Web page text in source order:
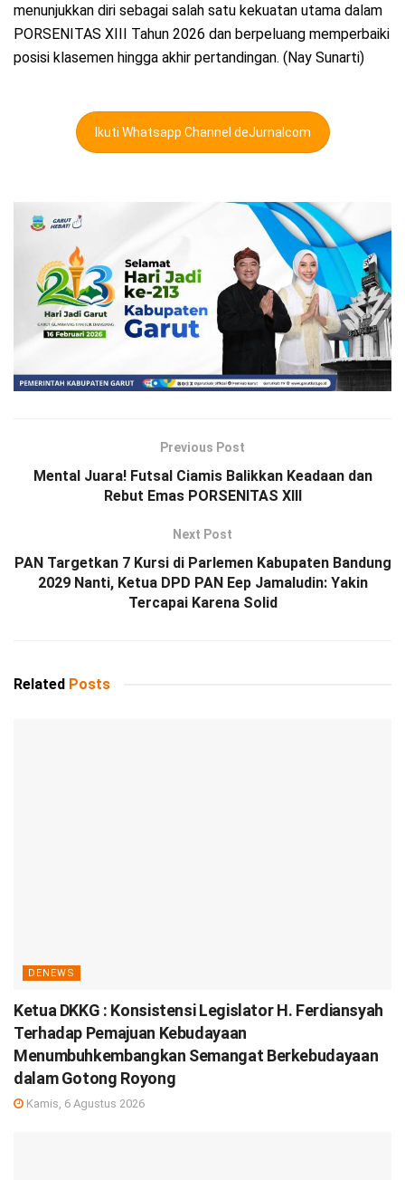
menunjukkan diri sebagai salah satu kekuatan utama dalam
PORSENITAS XIII Tahun 2026 dan berpeluang memperbaiki
posisi klasemen hingga akhir pertandingan. (Nay Sunarti)
Ikuti Whatsapp Channel deJurnalcom
Previous Post
Mental Juara! Futsal Ciamis Balikkan Keadaan dan
Rebut Emas PORSENITAS XIII
Next Post
PAN Targetkan 7 Kursi di Parlemen Kabupaten Bandung
2029 Nanti, Ketua DPD PAN Eep Jamaludin: Yakin
Tercapai Karena Solid
Related Posts
DENEWS
Ketua DKKG : Konsistensi Legislator H. Ferdiansyah
Terhadap Pemajuan Kebudayaan
Menumbuhkembangkan Semangat Berkebudayaan
dalam Gotong Royong
Kamis, 6 Agustus 2026